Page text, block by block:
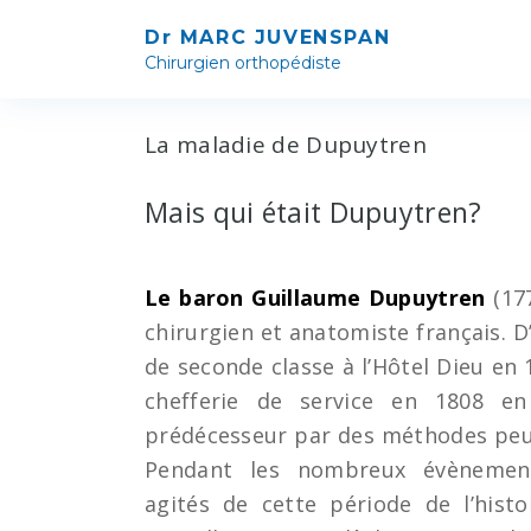
Dr MARC JUVENSPAN
Chirurgien orthopédiste
La maladie de Dupuytren
Mais qui était Dupuytren?
Le baron Guillaume Dupuytren
chirurgien et anatomiste français.
de seconde classe à l’Hôtel Dieu
chefferie de service en 1808
prédécesseur par des méthodes
Pendant les nombreux
agités de cette période de